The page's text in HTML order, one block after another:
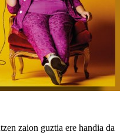
zaion guztia ere handia da